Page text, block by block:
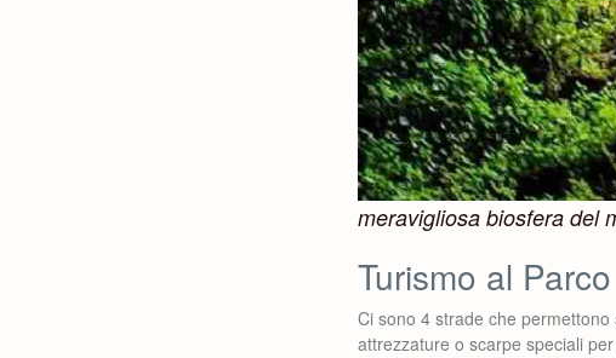
meravigliosa biosfera del
Turismo al
Ci sono 4 strade che
attrezzature o scarpe speciali